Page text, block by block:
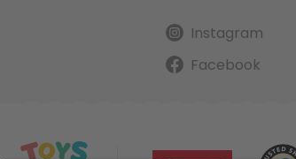
Instagram
Facebook